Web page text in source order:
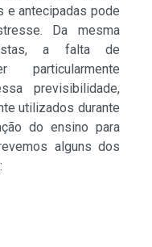
e antecipadas pode
Da mesma
a falta de
previsibilidade,
utilizados durante
do ensino para
alguns dos